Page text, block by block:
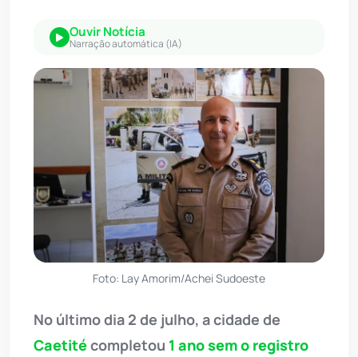
Ouvir Notícia
Narração automática (IA)
Foto: Lay Amorim/Achei Sudoeste
No último dia 2 de julho, a cidade de
Caetitécompletou 1 ano sem o registro